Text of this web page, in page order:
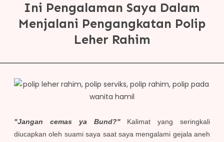
Ini Pengalaman Saya Dalam
Menjalani Pengangkatan Polip
Leher Rahim
"Jangan cemas ya Bund?" Kalimat yang seringkali
diucapkan oleh suami saya saat saya mengalami gejala aneh